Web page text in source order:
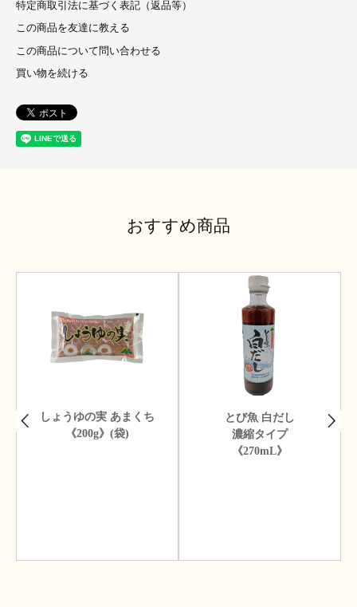
特定商取引法に基づく表記（返品等）
この商品を友達に教える
この商品について問い合わせる
買い物を続ける
おすすめ商品
しょうゆの実 あまくち
《200g》(袋)
とび魚 白だし
濃縮タイプ
《270mL》